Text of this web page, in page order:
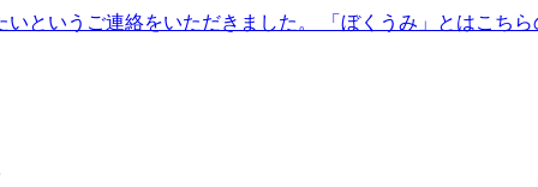
というご連絡をいただきました。 「ぼくうみ」とはこち